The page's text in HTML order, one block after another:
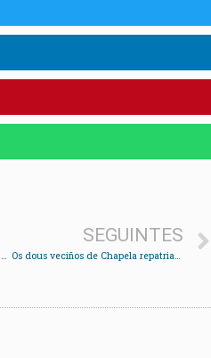
As mariscadoras de Arcade reciben 353.000 para rexenerar os bancos marisqueiros
SEGUINTES
Os dous veciños de Chapela repatriados tras o terremoto xa están a salvo en España